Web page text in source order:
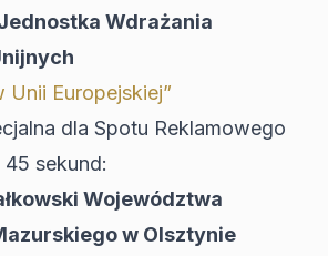
Wdrażania
Unii Europejskiej”
dla Spotu Reklamowego
sekund:
Województwa
w Olsztynie